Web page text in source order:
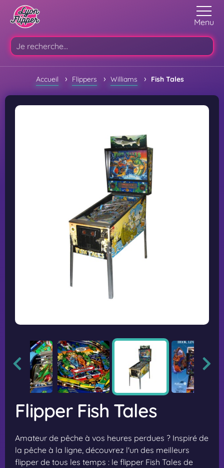
Menu
Accueil › Flippers › Williams › Fish Tales
Flipper Fish Tales
Amateur de pêche à vos heures perdues ? Inspiré de
la pêche à la ligne, découvrez l'un des meilleurs
flipper de tous les temps : le flipper Fish Tales de